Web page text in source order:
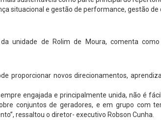
situacional e gestão de performance, gestão
unidade de Rolim de Moura, comenta
proporcionar novos direcionamentos,
engajada e principalmente unida, não é
conjuntos de geradores, e em grupo com
ressaltou o diretor- executivo Robson Cunha.